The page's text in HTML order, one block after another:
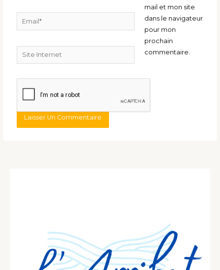
Email*
Site
Internet
mail et mon site
dans le navigateur
pour mon
prochain
commentaire.